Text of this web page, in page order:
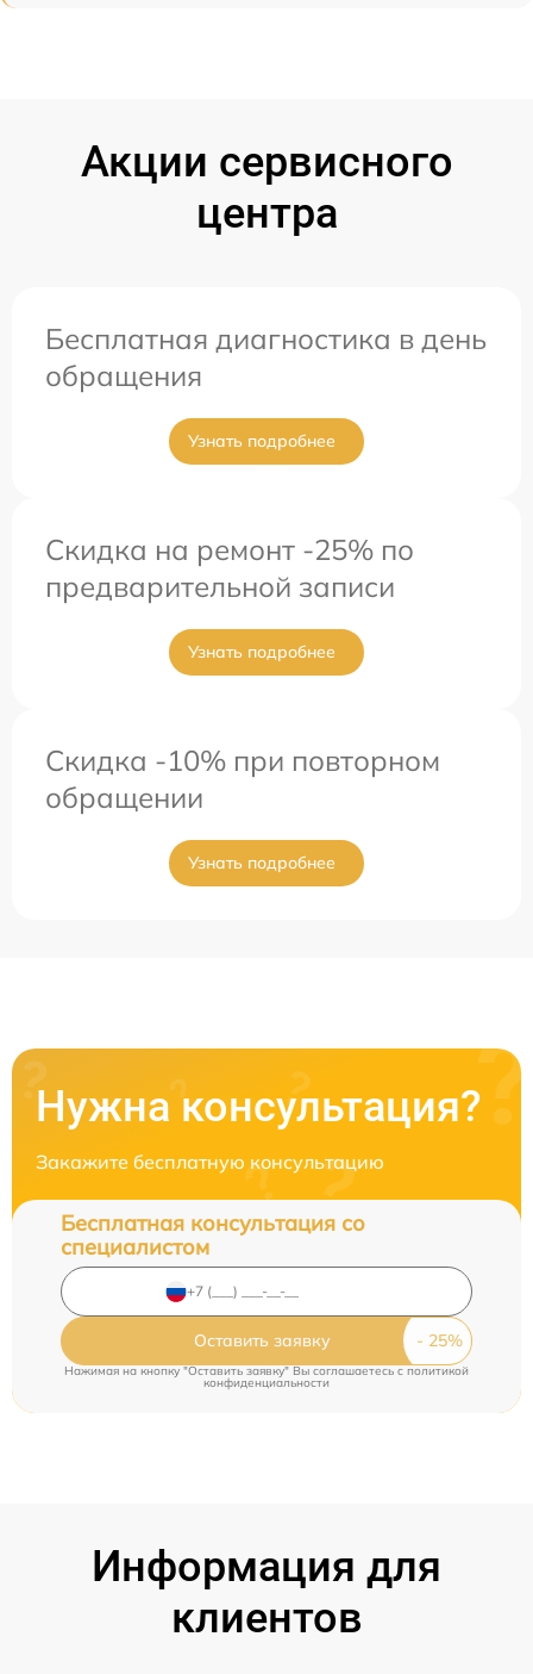
Акции сервисного
центра
Бесплатная диагностика в день
обращения
Узнать подробнее
Скидка на ремонт -25% по
предварительной записи
Узнать подробнее
Скидка -10% при повторном
обращении
Узнать подробнее
Нужна консультация?
Закажите бесплатную консультацию
Бесплатная консультация со
специалистом
Оставить заявку
Нажимая на кнопку "Оставить заявку" Вы соглашаетесь cполитикой
конфиденциальности
Информация для
клиентов